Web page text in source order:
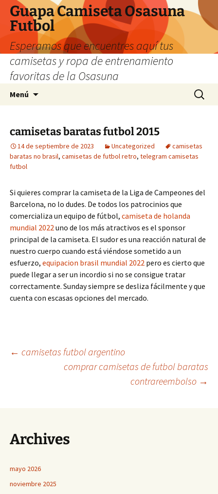
Guapa Camiseta Osasuna
Futbol
Esperamos que encuentres aquí tus
camisetas y ropa de entrenamiento
favoritas de la Osasuna
Menú Buscar:
camisetas baratas futbol 2015
14 de septiembre de 2023 Uncategorized
camisetas
baratas no brasil, camisetas de futbol retro, telegram camisetas
futbol
Si quieres comprar la camiseta de la Liga de Campeones del
Barcelona, no lo dudes. De todos los patrocinios que
comercializa un equipo de fútbol, camiseta de holanda
mundial 2022uno de los más atractivos es el sponsor
principal de la camiseta. El sudor es una reacción natural de
nuestro cuerpo cuando está viéndose sometido a un
esfuerzo, equipacion brasil mundial 2022 pero es cierto que
puede llegar a ser un incordio si no se consigue tratar
correctamente. Sunday siempre se desliza fácilmente y que
cuenta con escasas opciones del mercado.
Navegación
← camisetas futbol argentino
comprar camisetas de futbol baratas
contrareembolso →
Archives
mayo 2026
noviembre 2025